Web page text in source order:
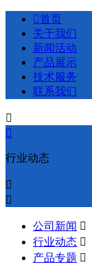
首页
关于我们
新闻活动
产品展示
技术服务
联系我们


行业动态


公司新闻 
行业动态 
产品专题 